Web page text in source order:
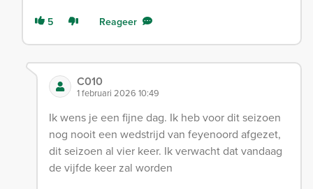
5 Reageer
C010
1 februari 2026 10:49
Ik wens je een fijne dag. Ik heb voor dit seizoen
nog nooit een wedstrijd van feyenoord afgezet,
dit seizoen al vier keer. Ik verwacht dat vandaag
de vijfde keer zal worden